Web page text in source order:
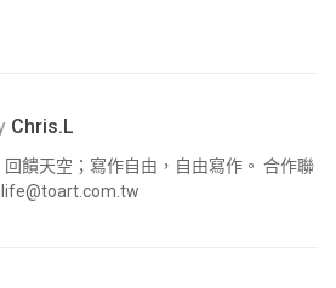
Chris.L
饋天空；寫作自由，自由寫作。 合作聯